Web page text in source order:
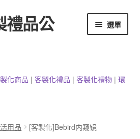
禮品公
選單
化商品 | 客製化禮品 | 客製化禮物| 環
用品
[客製化]Bebird内窥镜